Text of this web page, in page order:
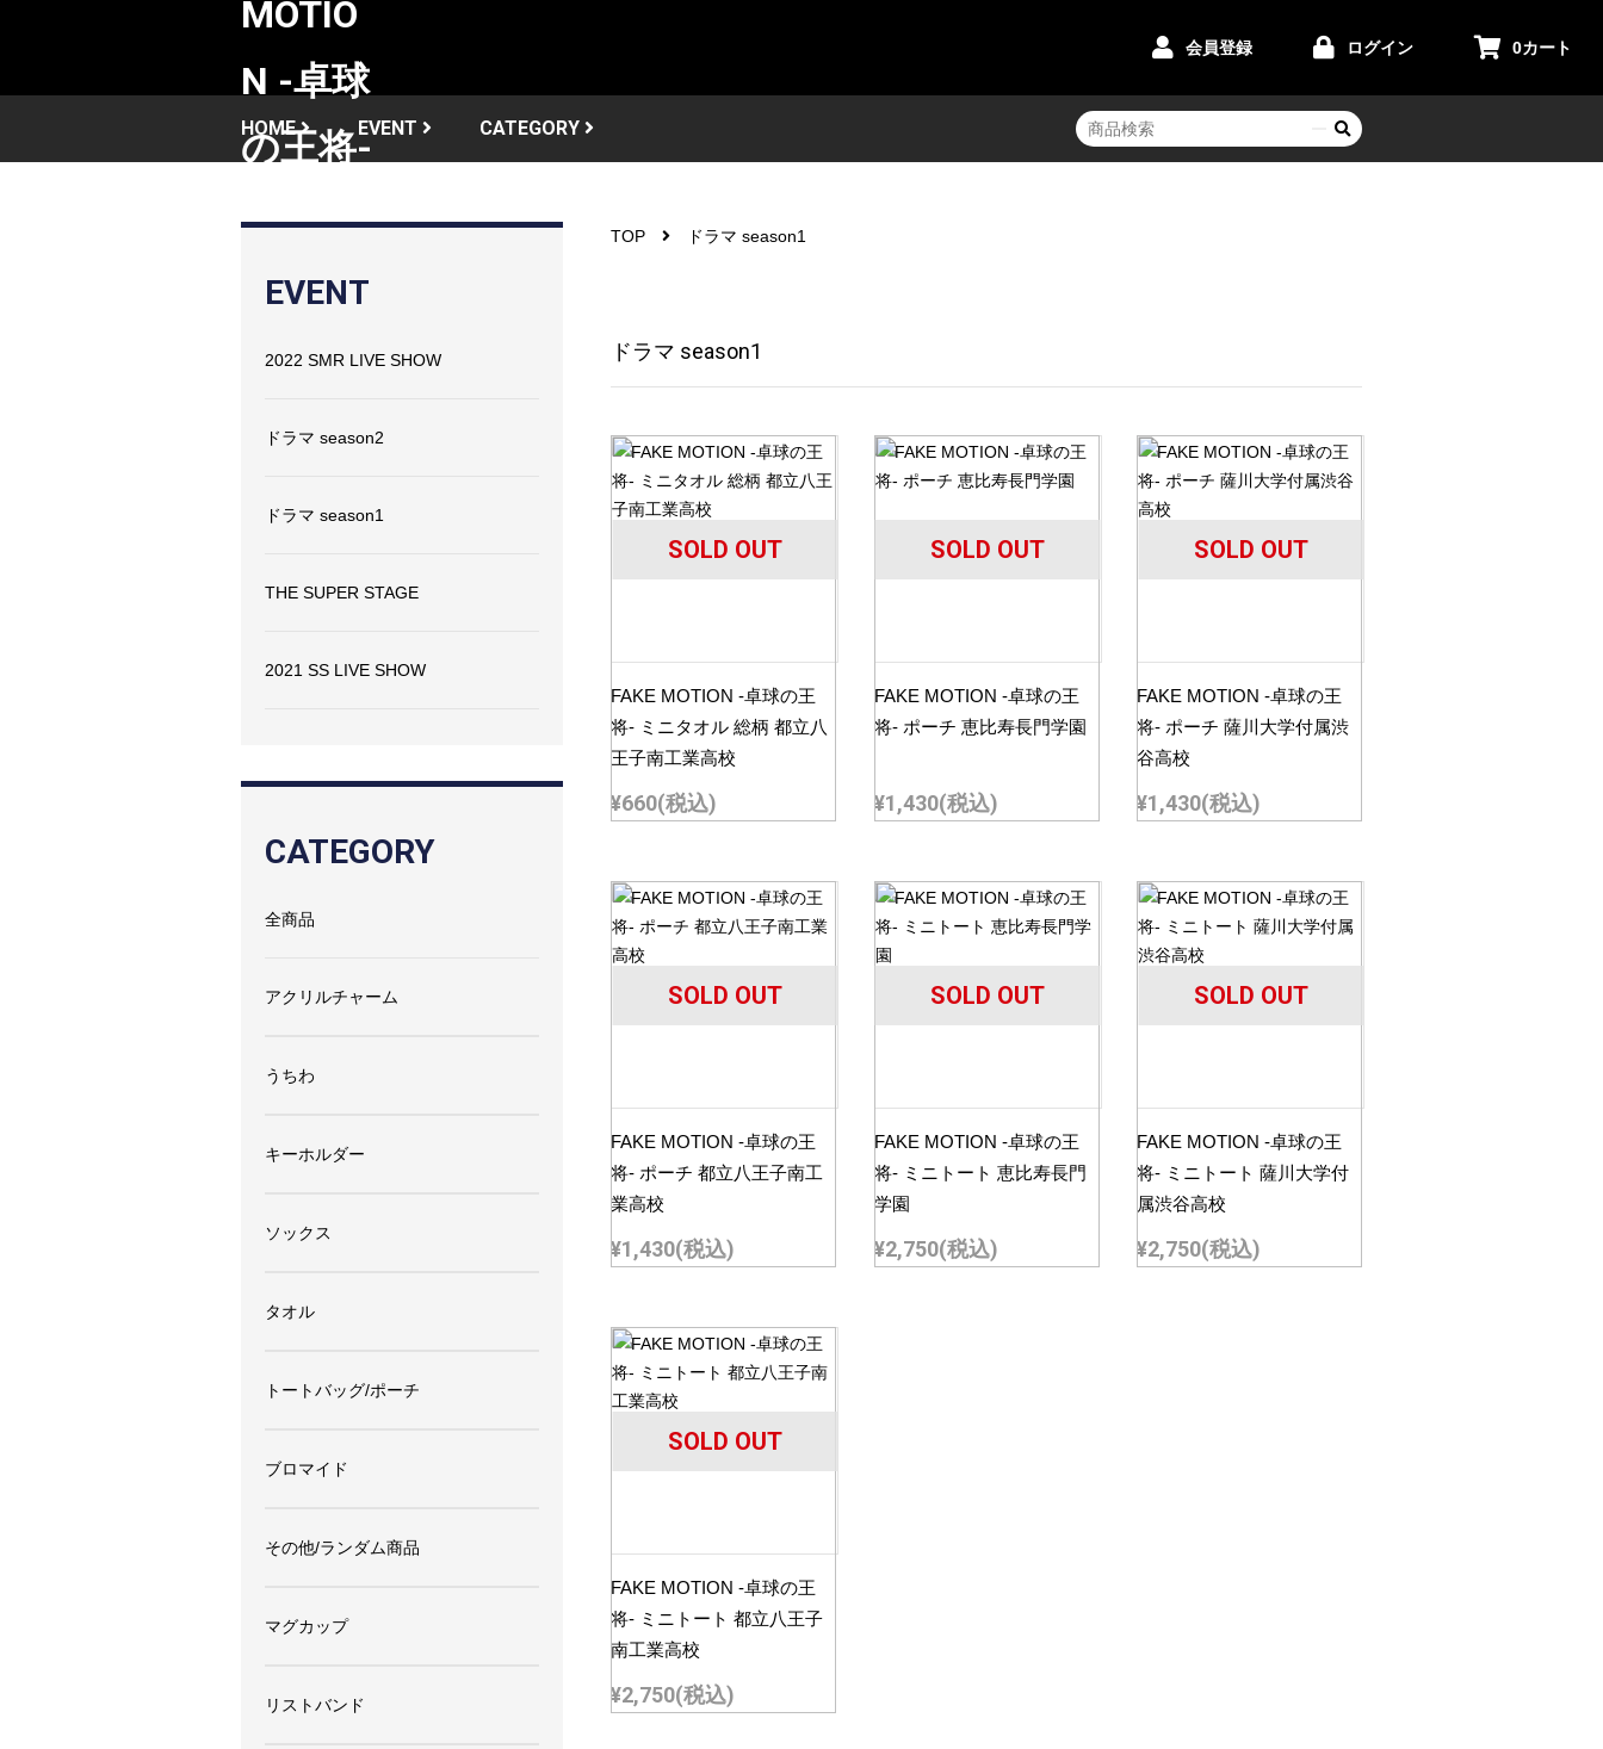
会員登録 ログイン 0カート
HOME EVENT CATEGORY
TOP ドラマ season1
ドラマ season1
SOLD OUT
FAKE MOTION -卓球の王
将- ミニタオル 総柄 都立八
王子南工業高校
¥660(税込)
SOLD OUT
FAKE MOTION -卓球の王
将- ポーチ 恵比寿長門学園
¥1,430(税込)
SOLD OUT
FAKE MOTION -卓球の王
将- ポーチ 薩川大学付属渋
谷高校
¥1,430(税込)
SOLD OUT
FAKE MOTION -卓球の王
将- ポーチ 都立八王子南工
業高校
¥1,430(税込)
SOLD OUT
FAKE MOTION -卓球の王
将- ミニトート 恵比寿長門
学園
¥2,750(税込)
SOLD OUT
FAKE MOTION -卓球の王
将- ミニトート 薩川大学付
属渋谷高校
¥2,750(税込)
SOLD OUT
FAKE MOTION -卓球の王
将- ミニトート 都立八王子
南工業高校
¥2,750(税込)
EVENT
2022 SMR LIVE SHOW
ドラマ season2
ドラマ season1
THE SUPER STAGE
2021 SS LIVE SHOW
CATEGORY
全商品
アクリルチャーム
うちわ
キーホルダー
ソックス
タオル
トートバッグ/ポーチ
ブロマイド
その他/ランダム商品
マグカップ
リストバンド